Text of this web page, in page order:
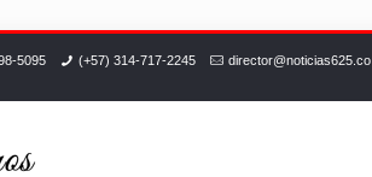
5095 (+57) 314-717-2245 director@noticias625.co